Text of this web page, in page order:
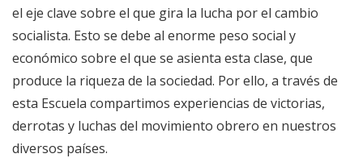
el eje clave sobre el que gira la lucha por el cambio
socialista. Esto se debe al enorme peso social y
económico sobre el que se asienta esta clase, que
produce la riqueza de la sociedad. Por ello, a través de
esta Escuela compartimos experiencias de victorias,
derrotas y luchas del movimiento obrero en nuestros
diversos países.